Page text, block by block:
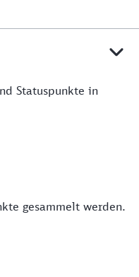
Statuspunkte in
gesammelt werden.